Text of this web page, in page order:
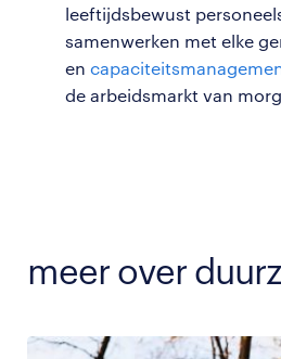
leeftijdsbewust
samenwerken met elke
en
de arbeidsmarkt van
meer over